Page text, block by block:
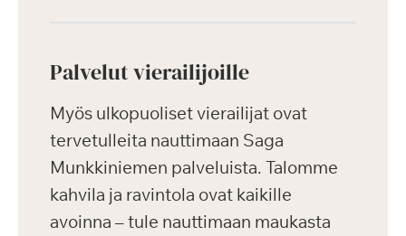
Palvelut vierailijoille
Myös ulkopuoliset vierailijat ovat
tervetulleita nauttimaan Saga
Munkkiniemen palveluista. Talomme
kahvila ja ravintola ovat kaikille
avoinna – tule nauttimaan maukasta